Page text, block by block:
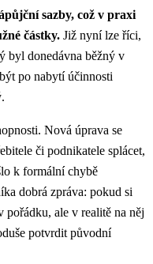
sazby, což v praxi
částky. Již nyní lze říci,
byl donedávna běžný v
po nabytí účinnosti
Nová úprava se
či podnikatele splácet,
k formální chybě
dobrá zpráva: pokud si
pořádku, ale v realitě na něj
potvrdit původní